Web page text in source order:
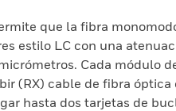
que la fibra
estilo LC con una
Cada módulo
(RX) cable de fibra óptica
hasta dos tarjetas de